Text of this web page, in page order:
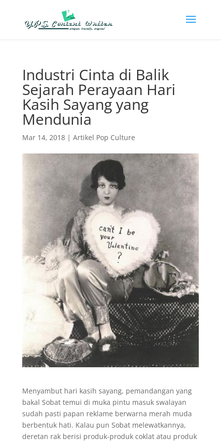
Industri Cinta di Balik
Sejarah Perayaan Hari
Kasih Sayang yang
Mendunia
Mar 14, 2018| Artikel Pop Culture
Menyambut hari kasih sayang, pemandangan yang
bakal Sobat temui di muka pintu masuk swalayan
sudah pasti papan reklame berwarna merah muda
berbentuk hati. Kalau pun Sobat melewatkannya,
deretan rak berisi produk-produk coklat atau produk